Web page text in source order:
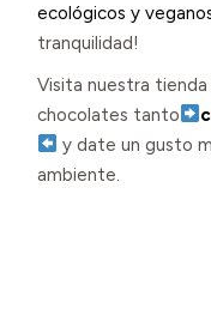
ecológicos y
tranquilidad!
Visita nuestra
chocolates tanto
y date un gusto
ambiente.